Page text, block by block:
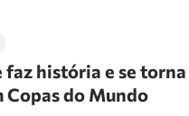
faz história e se
Copas do Mundo